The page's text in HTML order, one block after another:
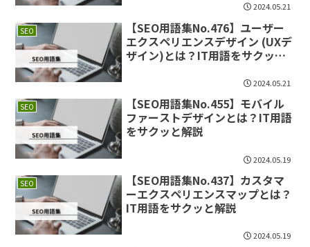
2024.05.21
SEO
【SEO用語集No.476】ユーザー
エクスペリエンスデザイン (UXデ
ザイン)とは？IT用語をサクッと
2024.05.21
SEO
【SEO用語集No.455】モバイル
ファーストデザインとは？IT用語
をサクッと解説
2024.05.19
SEO
【SEO用語集No.437】カスタマ
ーエクスペリエンスマップとは？
IT用語をサクッと解説
2024.05.19